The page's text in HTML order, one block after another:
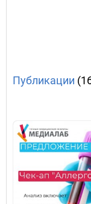
Публикации